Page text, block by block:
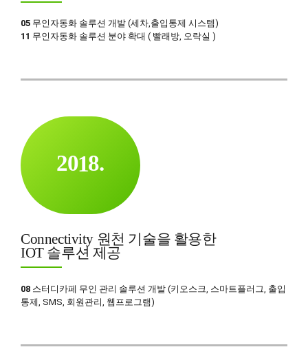
7
8
0
7
9
05 무인자동화 솔루션 개발 (세차,출입통제 시스템)
11 무인자동화 솔루션 분야 확대 ( 빨래방, 오락실 )
0
2
4
5
6
7
8
0
4
6
8
01
3
4
5
7
9
2
4
6
8
0
.
Connectivity 원천 기술을 활용한
IOT 솔루션 제공
08 스터디카페 무인 관리 솔루션 개발 (키오스크, 스마트플러그, 출입
통제, SMS, 회원관리, 웹프로그램)
1
2
4
6
0
1
3
5